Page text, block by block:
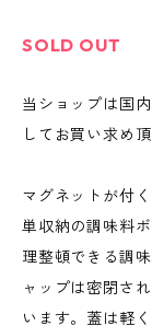
SOLD OUT
当ショップは国
してお買い求め頂
マグネットが付
単収納の調味料
理整頓できる調
ャップは密閉さ
います。蓋は軽